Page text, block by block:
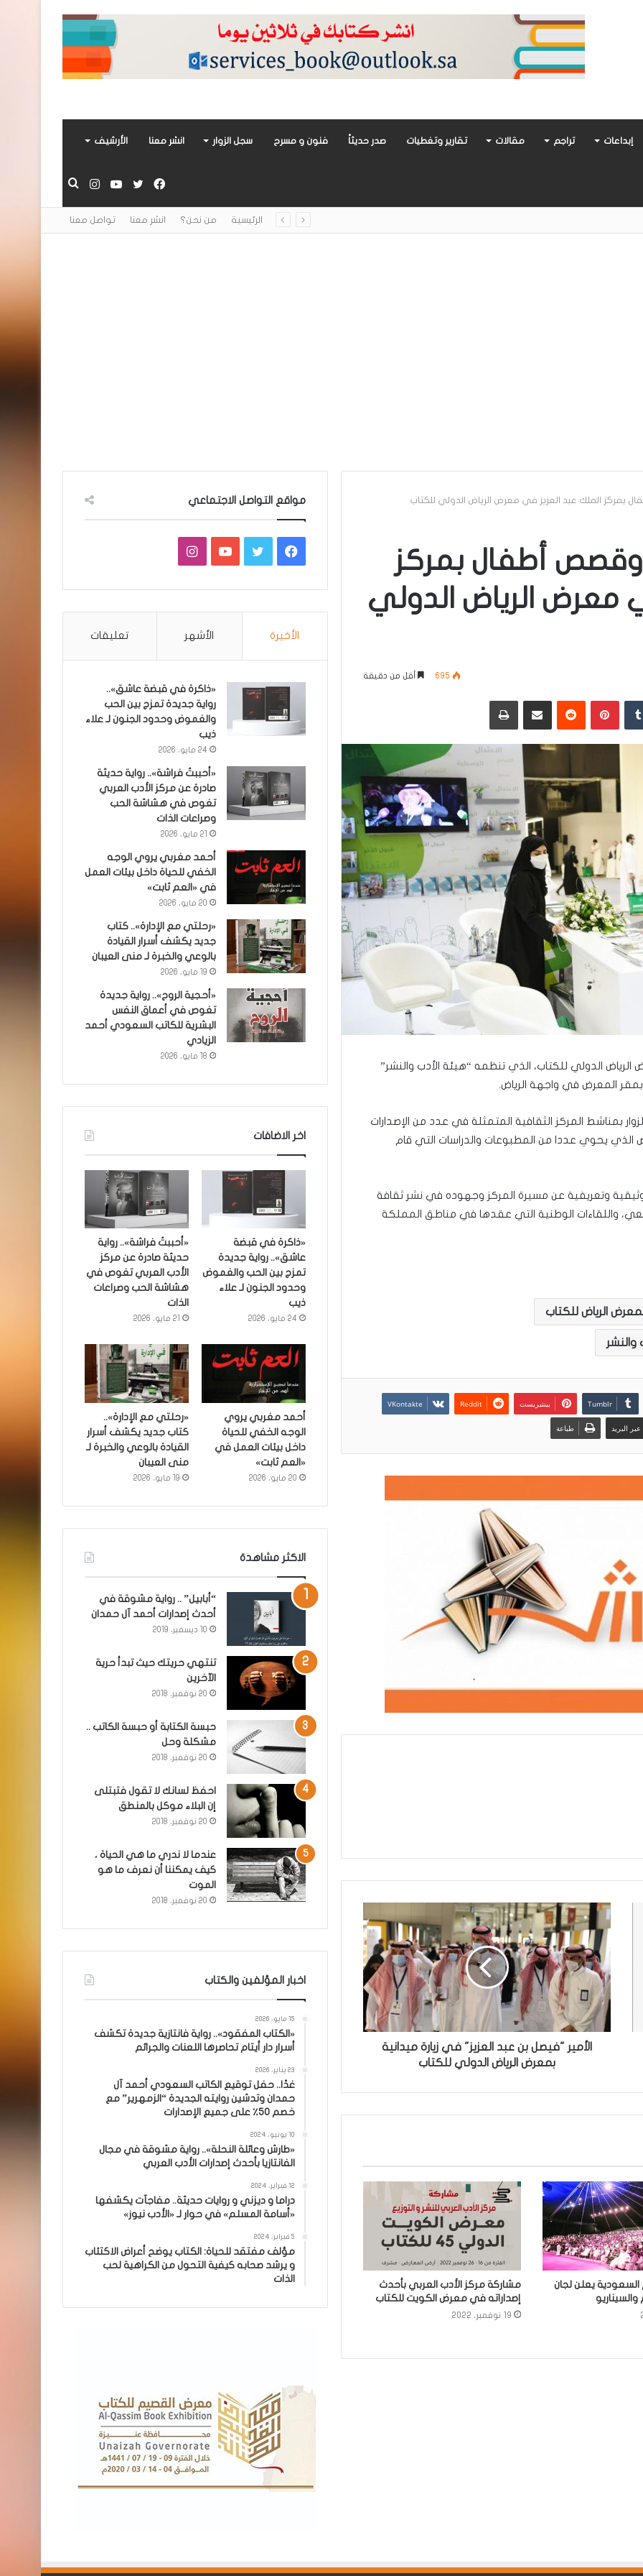
إبداعات تراجم مقالات تقارير وتغطيات صدر حديثاً فنون و مسرح سجل الزوار انشر معنا الأرشيف
بحث
انستقراميوتيوبتويتر
فيسبوك
الرئيسية من نحن؟ انشر معنا تواصل معنا
الملك عبد العزيز في معرض الرياض الدولي للكتاب
أطفال بمركز
معرض الرياض الدولي
695 أقل من دقيقة
‏Tumblr بينتيريست
‏Reddit مشاركة عبر البريد طباعة
الدولي للكتاب، الذي تنظمه “هيئة الأدب والنشر”
بمناشط المركز الثقافية المتمثلة في عدد من الإصدارات
الذي يحوي عددا من المطبوعات والدراسات التي قام
وتعريفية عن مسيرة المركز وجهوده في نشر ثقافة
واللقاءات الوطنية التي عقدها في مناطق المملكة
الرياض للكتاب
والنشر
بينتيريست
البريد طباعة
الأمير "فيصل بن عبد العزيز" في زيارة ميدانية
بمعرض الرياض الدولي للكتاب
يعلن لجان
مشاركة مركز الأدب العربي بأحدث
إصداراته في معرض الكويت للكتاب
19 نوفمبر، 2022
مواقع التواصل الاجتماعي
فيسبوكتويتر يوتيوبانستقرام
الأخيرة الأشهر تعليقات
«ذاكرة في قبضة عاشق»..
رواية جديدة تمزج بين الحب
والغموض وحدود الجنون لـ علاء
ذيب
24 مايو، 2026
«أحببتُ فراشة».. رواية حديثة
صادرة عن مركز الأدب العربي
تغوص في هشاشة الحب
وصراعات الذات
21 مايو، 2026
أحمد مغربي يروي الوجه
الخفي للحياة داخل بيئات العمل
في «العم ثابت»
20 مايو، 2026
«رحلتي مع الإدارة».. كتاب
جديد يكشف أسرار القيادة
بالوعي والخبرة لـ منى العيبان
19 مايو، 2026
«أحجية الروح».. رواية جديدة
تغوص في أعماق النفس
البشرية للكاتب السعودي أحمد
الزيادي
18 مايو، 2026
اخر الاضافات
«ذاكرة في قبضة
عاشق».. رواية جديدة
تمزج بين الحب والغموض
وحدود الجنون لـ علاء
ذيب
24 مايو، 2026
«أحببتُ فراشة».. رواية
حديثة صادرة عن مركز
الأدب العربي تغوص في
هشاشة الحب وصراعات
الذات
21 مايو، 2026
أحمد مغربي يروي
الوجه الخفي للحياة
داخل بيئات العمل في
«العم ثابت»
20 مايو، 2026
«رحلتي مع الإدارة»..
كتاب جديد يكشف أسرار
القيادة بالوعي والخبرة لـ
منى العيبان
19 مايو، 2026
الاكثر مشاهدة
“أبابيل” .. رواية مشوقة في
أحدث إصدارات أحمد آل حمدان
10 ديسمبر، 2019
تنتهي حريتك حيث تبدأ حرية
الآخرين
20 نوفمبر، 2018
حبسة الكتابة أو حبسة الكاتب ..
مشكلة وحل
20 نوفمبر، 2018
احفظ لسانك لا تقول فتبتلى
إن البلاء موكل بالمنطق
20 نوفمبر، 2018
عندما لا ندري ما هي الحياة ،
كيف يمكننا أن نعرف ما هو
الموت
20 نوفمبر، 2018
اخبار المؤلفين والكتاب
15 مايو، 2026
«الكتاب المفقود».. رواية فانتازية جديدة تكشف
أسرار دار أيتام تحاصرها اللعنات والجرائم
23 يناير، 2026
غدًا.. حفل توقيع الكاتب السعودي أحمد آل
حمدان وتدشين روايته الجديدة “الزمهرير” مع
خصم 50٪ على جميع الإصدارات
10 يونيو، 2024
«طارش وعائلة النحلة».. رواية مشوقة في مجال
الفانتازيا بأحدث إصدارات الأدب العربي
12 فبراير، 2024
دراما و ديزني و روايات حديثة.. مفاجآت يكشفها
«أسامة المسلم» في حوار لـ «الأدب نيوز»
5 فبراير، 2024
مؤلف مفتقد للحياة: الكتاب يوضح أعراض الاكتئاب
و يرشد صحابه كيفية التحول من الكراهية لحب
الذات